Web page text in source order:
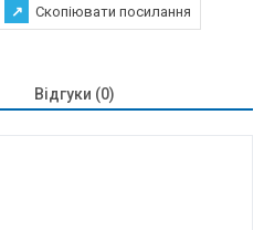
↗ Скопіювати посилання
Відгуки (0)